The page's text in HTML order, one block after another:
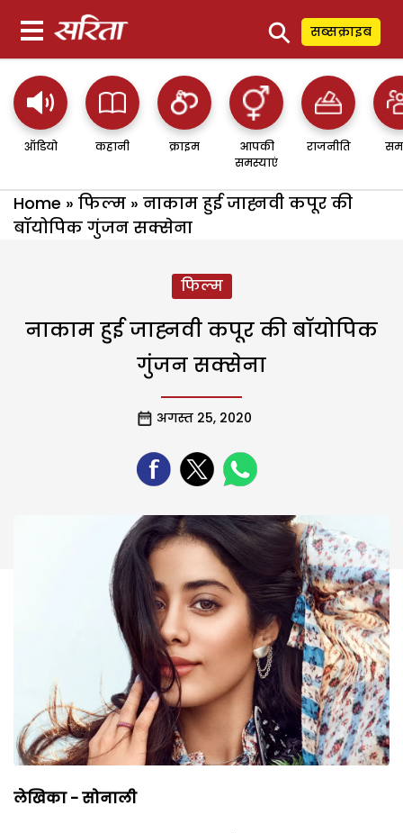
⚲ सब्सक्राइब
ऑडियो कहानी क्राइम
आपकी
समस्याएं
राजनीति
Home » फिल्म » नाकाम हुई जाह्नवी कपूर की
बॉयोपिक गुंजन सक्सेना
फिल्म
नाकाम हुई जाह्नवी कपूर की बॉयोपिक
गुंजन सक्सेना
अगस्त 25, 2020
लेखिका - सोनाली